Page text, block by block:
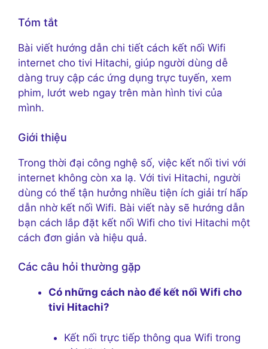
Tóm tắt
Bài viết hướng dẫn chi tiết cách kết nối Wifi
internet cho tivi Hitachi, giúp người dùng dễ
dàng truy cập các ứng dụng trực tuyến, xem
phim, lướt web ngay trên màn hình tivi của
mình.
Giới thiệu
Trong thời đại công nghệ số, việc kết nối tivi với
internet không còn xa lạ. Với tivi Hitachi, người
dùng có thể tận hưởng nhiều tiện ích giải trí hấp
dẫn nhờ kết nối Wifi. Bài viết này sẽ hướng dẫn
bạn cách lắp đặt kết nối Wifi cho tivi Hitachi một
cách đơn giản và hiệu quả.
Các câu hỏi thường gặp
Có những cách nào để kết nối Wifi cho
tivi Hitachi?
Kết nối trực tiếp thông qua Wifi trong